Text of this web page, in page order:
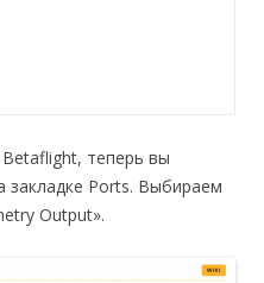
теперь вы
закладке Ports. Выбираем
Output».